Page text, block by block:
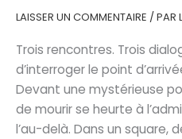
LAISSER UN COMMENTAIRE / PAR
Trois rencontres. Trois
d’interroger le point
Devant une mystérieuse
de mourir se heurte à
l’au-delà. Dans un square,